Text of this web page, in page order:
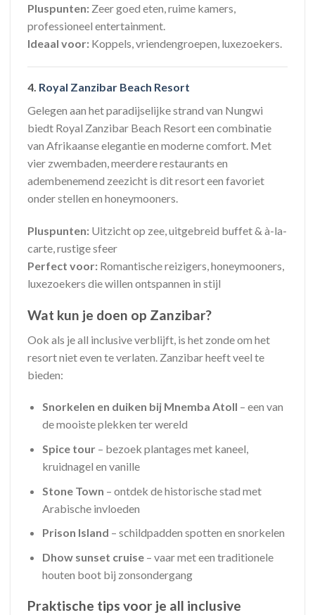
Pluspunten: Zeer goed eten, ruime kamers,
professioneel entertainment.
Ideaal voor: Koppels, vriendengroepen, luxezoekers.
4. Royal Zanzibar Beach Resort
Gelegen aan het paradijselijke strand van Nungwi
biedt Royal Zanzibar Beach Resort een combinatie
van Afrikaanse elegantie en moderne comfort. Met
vier zwembaden, meerdere restaurants en
adembenemend zeezicht is dit resort een favoriet
onder stellen en honeymooners.
Pluspunten: Uitzicht op zee, uitgebreid buffet & à-la-
carte, rustige sfeer
Perfect voor: Romantische reizigers, honeymooners,
luxezoekers die willen ontspannen in stijl
Wat kun je doen op Zanzibar?
Ook als je all inclusive verblijft, is het zonde om het
resort niet even te verlaten. Zanzibar heeft veel te
bieden:
Snorkelen en duiken bij Mnemba Atoll – een van
de mooiste plekken ter wereld
Spice tour– bezoek plantages met kaneel,
kruidnagel en vanille
Stone Town – ontdek de historische stad met
Arabische invloeden
Prison Island – schildpadden spotten en snorkelen
Dhow sunset cruise– vaar met een traditionele
houten boot bij zonsondergang
Praktische tips voor je all inclusive